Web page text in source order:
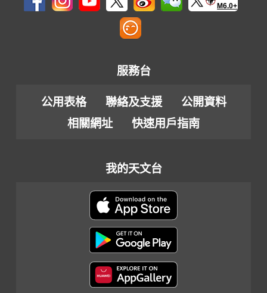
M6.0+
服務台
公用表格 聯絡及支援
公開資料
相關網址
快速用戶指南
我的天文台